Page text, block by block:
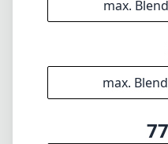
max.
max.